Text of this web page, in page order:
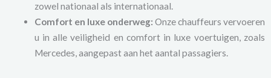
zowel nationaal als internationaal.
Comfort en luxe onderweg: Onze chauffeurs vervoeren
u in alle veiligheid en comfort in luxe voertuigen, zoals
Mercedes, aangepast aan het aantal passagiers.